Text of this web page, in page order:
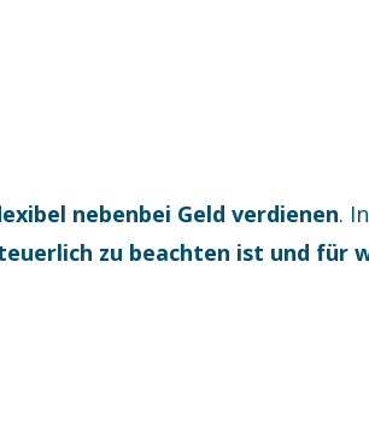
nebenbei Geld verdienen.
zu beachten ist und für